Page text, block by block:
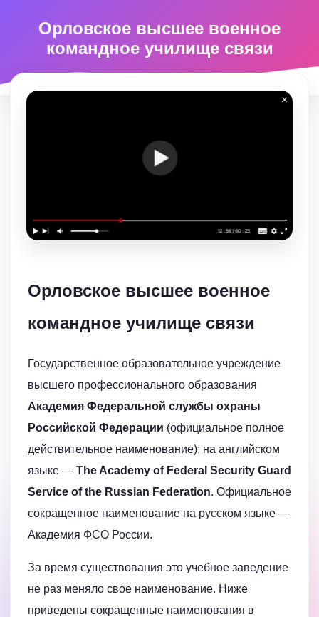
Орловское высшее военное
командное училище связи
Орловское высшее военное
командное училище связи
Государственное образовательное учреждение
высшего профессионального образования
Академия Федеральной службы охраны
Российской Федерации (официальное полное
действительное наименование); на английском
языке — The Academy of Federal Security Guard
Service of the Russian Federation. Официальное
сокращенное наименование на русском языке —
Академия ФСО России.
За время существования это учебное заведение
не раз меняло свое наименование. Ниже
приведены сокращенные наименования в